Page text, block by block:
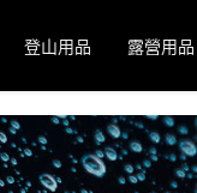
登山用品 露營用品